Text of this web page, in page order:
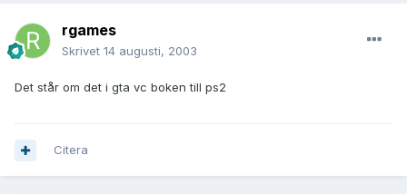
rgames
Skrivet 14 augusti, 2003
Det står om det i gta vc boken till ps2
Citera